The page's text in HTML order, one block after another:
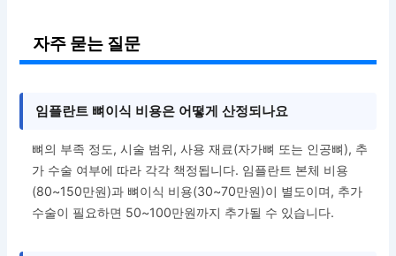
자주 묻는 질문
임플란트 뼈이식 비용은 어떻게 산정되나요
뼈의 부족 정도, 시술 범위, 사용 재료(자가뼈 또는 인공뼈), 추
가 수술 여부에 따라 각각 책정됩니다. 임플란트 본체 비용
(80~150만원)과 뼈이식 비용(30~70만원)이 별도이며, 추가
수술이 필요하면 50~100만원까지 추가될 수 있습니다.